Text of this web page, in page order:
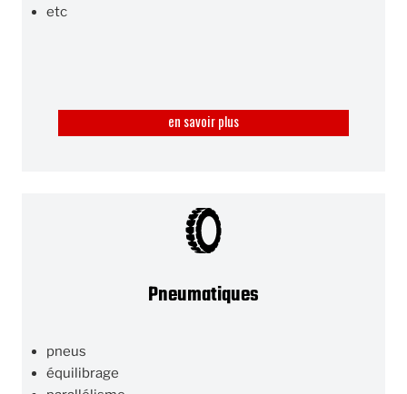
etc
en savoir plus
Pneumatiques
pneus
équilibrage